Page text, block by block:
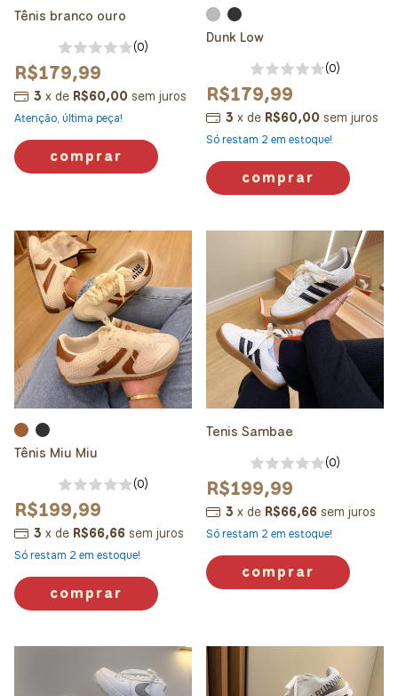
Tênis branco ouro
(0)
R$179,99
3 x de R$60,00 sem juros
Atenção, última peça!
comprar
Dunk Low
(0)
R$179,99
3 x de R$60,00 sem juros
Só restam 2 em estoque!
comprar
Tênis Miu Miu
(0)
R$199,99
3 x de R$66,66 sem juros
Só restam 2 em estoque!
comprar
Tenis Sambae
(0)
R$199,99
3 x de R$66,66 sem juros
Só restam 2 em estoque!
comprar